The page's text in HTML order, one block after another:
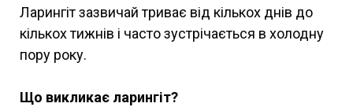
Ларингіт зазвичай триває від кількох днів до
кількох тижнів і часто зустрічається в холодну
пору року.
Що викликає ларингіт?